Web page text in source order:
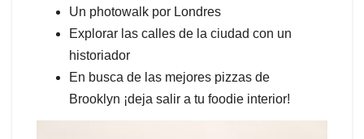
Un photowalk por Londres
Explorar las calles de la ciudad con un
historiador
En busca de las mejores pizzas de
Brooklyn ¡deja salir a tu foodie interior!